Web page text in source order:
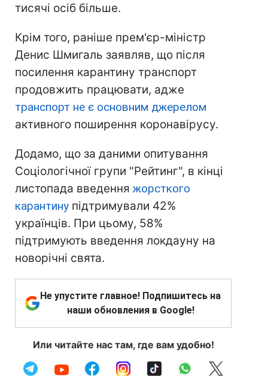
тисячі осіб більше.
Крім того, раніше прем'єр-міністр
Денис Шмигаль заявляв, що після
посилення карантину транспорт
продовжить працювати, адже
транспорт не є основним джерелом
активного поширення коронавірусу.
Додамо, що за даними опитування
Соціологічної групи "Рейтинг", в кінці
листопада введення жорсткого
карантину підтримували 42%
українців. При цьому, 58%
підтримують введення локдауну на
новорічні свята.
Не упустите главное! Подпишитесь на
наши обновления в Google!
Или читайте нас там, где вам удобно!